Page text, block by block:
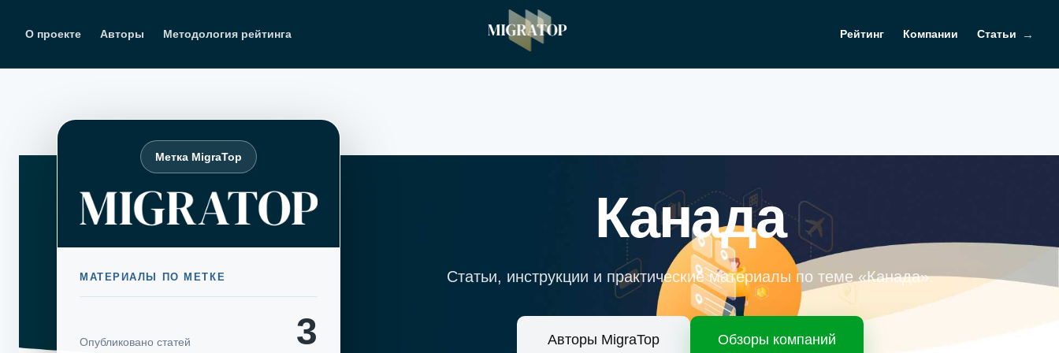
О проекте Авторы Методология рейтинга Рейтинг Компании Статьи
Метка MigraTop
МАТЕРИАЛЫ ПО МЕТКЕ
Опубликовано статей 3
Канада
Статьи, инструкции и практические материалы по теме «Канада».
Авторы MigraTop Обзоры компаний